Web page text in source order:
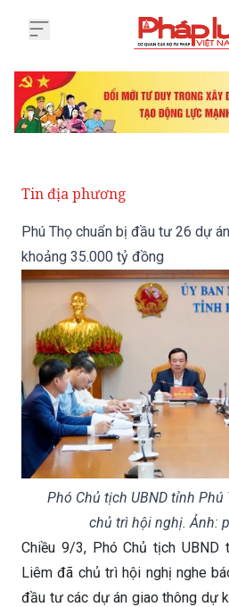
Tin địa phương
Phú Thọ chuẩn bị đầu tư 26 dự
khoảng 35.000 tỷ đồng
Phó Chủ tịch UBND tỉnh Phú
chủ trì hội nghị. Ảnh:
Chiều 9/3, Phó Chủ tịch UBND
Liêm đã chủ trì hội nghị nghe
đầu tư các dự án giao thông dự